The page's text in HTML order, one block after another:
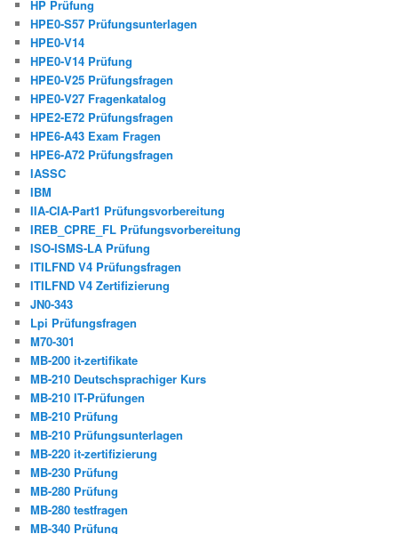
HP Prüfung
HPE0-S57 Prüfungsunterlagen
HPE0-V14
HPE0-V14 Prüfung
HPE0-V25 Prüfungsfragen
HPE0-V27 Fragenkatalog
HPE2-E72 Prüfungsfragen
HPE6-A43 Exam Fragen
HPE6-A72 Prüfungsfragen
IASSC
IBM
IIA-CIA-Part1 Prüfungsvorbereitung
IREB_CPRE_FL Prüfungsvorbereitung
ISO-ISMS-LA Prüfung
ITILFND V4 Prüfungsfragen
ITILFND V4 Zertifizierung
JN0-343
Lpi Prüfungsfragen
M70-301
MB-200 it-zertifikate
MB-210 Deutschsprachiger Kurs
MB-210 IT-Prüfungen
MB-210 Prüfung
MB-210 Prüfungsunterlagen
MB-220 it-zertifizierung
MB-230 Prüfung
MB-280 Prüfung
MB-280 testfragen
MB-340 Prüfung